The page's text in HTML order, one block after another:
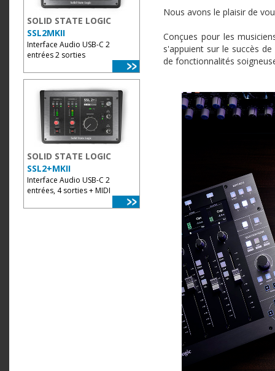
SOLID STATE LOGIC
SSL2MKII
Interface Audio USB-C 2
entrées 2 sorties
SOLID STATE LOGIC
SSL2+MKII
Interface Audio USB-C 2
entrées, 4 sorties + MIDI
Nous avons le plaisir de
Conçues pour les
s'appuient sur le succès
de fonctionnalités